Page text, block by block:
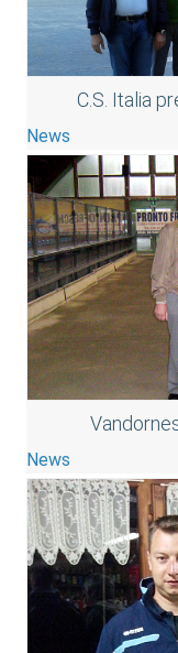
C.S. Italia
News
News